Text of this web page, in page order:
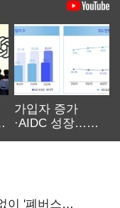
가입자 증가
·AIDC 성장…
이 '폐버스